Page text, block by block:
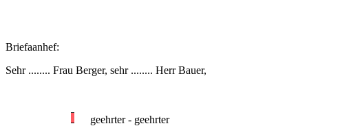
Briefaanhef:
Sehr ........ Frau Berger, sehr ........ Herr Bauer,
geehrter - geehrter